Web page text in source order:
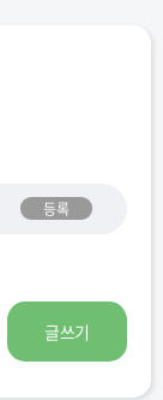
등록
글쓰기